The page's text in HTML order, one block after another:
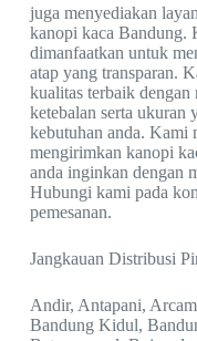
juga menyediakan
kanopi kaca Bandung.
dimanfaatkan untuk
atap yang transparan.
kualitas terbaik dengan
ketebalan serta ukuran
kebutuhan anda. Kami
mengirimkan kanopi
anda inginkan dengan
Hubungi kami pada
pemesanan.
Jangkauan Distribusi
Andir, Antapani,
Bandung Kidul,